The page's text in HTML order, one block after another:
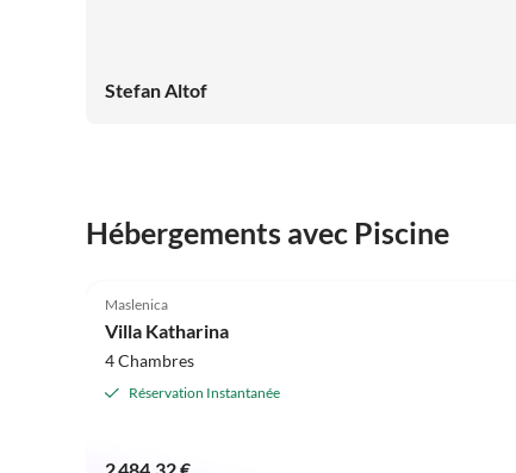
Stefan Altof
Hébergements avec Piscine
Maslenica
Villa Katharina
4 Chambres
Réservation Instantanée
2 484,32 €